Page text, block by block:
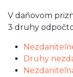
V daňovom
3 druhy
Druhy